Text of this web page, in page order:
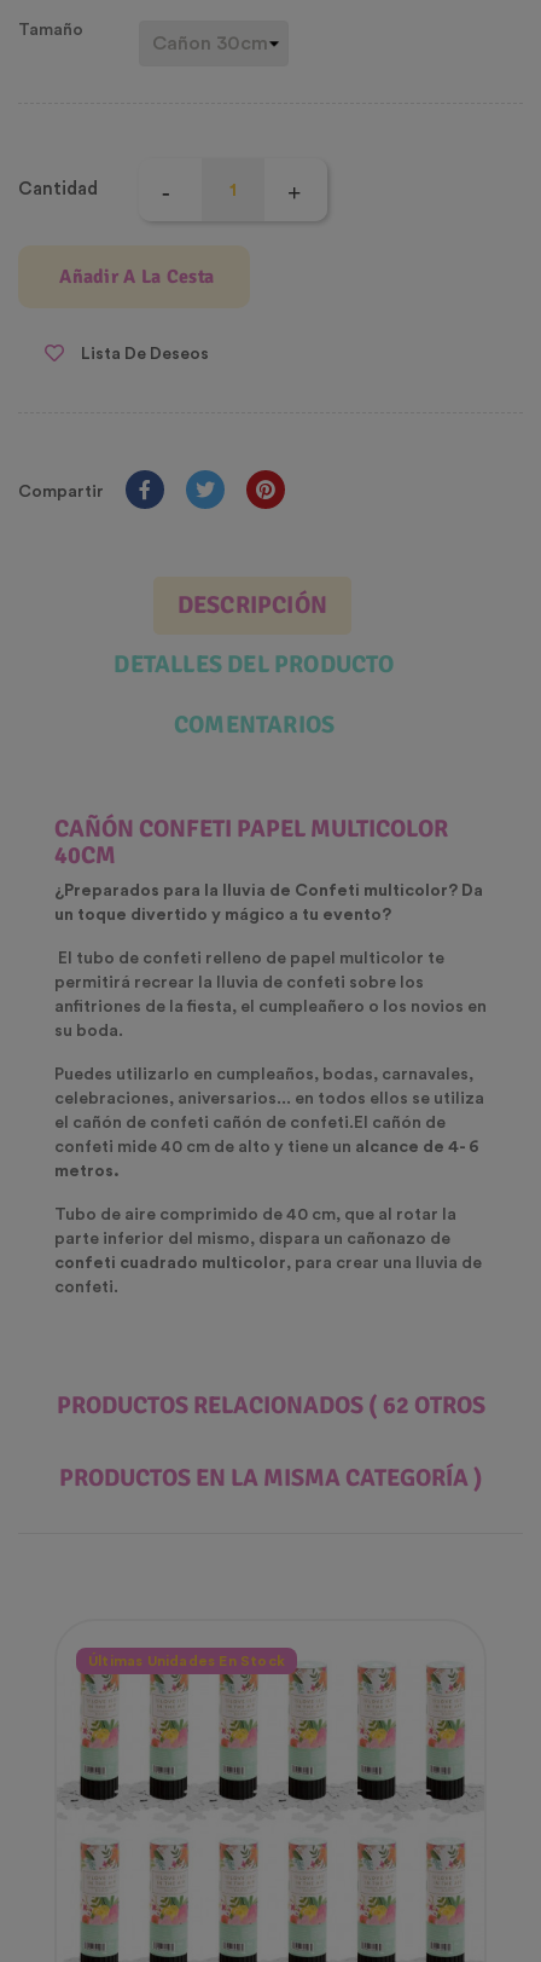
Tamaño
Cantidad
Añadir A La Cesta
Lista De Deseos
Compartir
DESCRIPCIÓN
DETALLES DEL PRODUCTO
COMENTARIOS
CAÑÓN CONFETI PAPEL MULTICOLOR
40CM
¿Preparados para la lluvia de Confeti multicolor? Da
un toque divertido y mágico a tu evento?
El tubo de confeti relleno de papel multicolor te
permitirá recrear la lluvia de confeti sobre los
anfitriones de la fiesta, el cumpleañero o los novios en
su boda.
Puedes utilizarlo en cumpleaños, bodas, carnavales,
celebraciones, aniversarios... en todos ellos se utiliza
el cañón de confeti cañón de confeti.El cañón de
confeti mide 40 cm de alto y tiene un alcance de 4- 6
metros.
Tubo de aire comprimido de 40 cm, que al rotar la
parte inferior del mismo, dispara un cañonazo de
confeti cuadrado multicolor, para crear una lluvia de
confeti.
PRODUCTOS RELACIONADOS ( 62 OTROS
PRODUCTOS EN LA MISMA CATEGORÍA )
Últimas Unidades En Stock